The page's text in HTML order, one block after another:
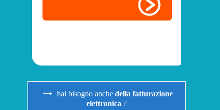
→ hai bisogno anche della fatturazione
elettronica ?